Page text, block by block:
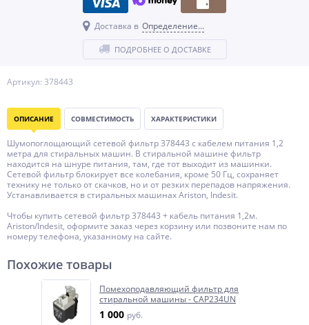
Артикул: 378443
Доставка в Определение...
ПОДРОБНЕЕ О ДОСТАВКЕ
ОПИСАНИЕ СОВМЕСТИМОСТЬ ХАРАКТЕРИСТИКИ
Шумопоглощающий сетевой фильтр 378443 с кабелем питания 1,2
метра для стиральных машин. В стиральной машине фильтр
находится на шнуре питания, там, где тот выходит из машинки.
Сетевой фильтр блокирует все колебания, кроме 50 Гц, сохраняет
технику не только от скачков, но и от резких перепадов напряжения.
Устанавливается в стиральных машинах Ariston, Indesit.
Чтобы купить сетевой фильтр 378443 + кабель питания 1,2м.
Ariston/Indesit, оформите заказ через корзину или позвоните нам по
номеру телефона, указанному на сайте.
Похожие товары
Помехоподавляющий фильтр для
стиральной машины - CAP234UN
1 000 руб.